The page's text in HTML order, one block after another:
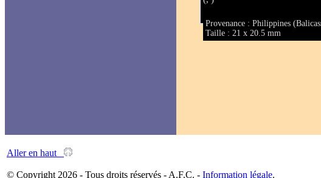
Provenance : Philippines
Taille : 21 x 20.5 mm
Aller en haut
© Copyright 2026 - Tous droits réservés - A.F.C. - Information légale.